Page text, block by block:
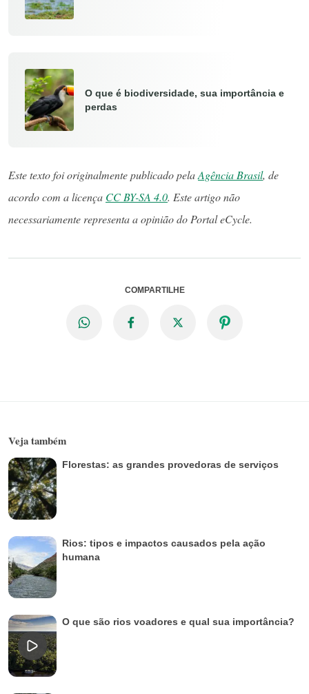
O que é biodiversidade, sua importância e
perdas
Este texto foi originalmente publicado pelaAgência Brasil, de
acordo com a licença CC BY-SA 4.0. Este artigo não
necessariamente representa a opinião do Portal eCycle.
COMPARTILHE
Veja também
Florestas: as grandes provedoras de serviços
Rios: tipos e impactos causados pela ação
humana
O que são rios voadores e qual sua importância?